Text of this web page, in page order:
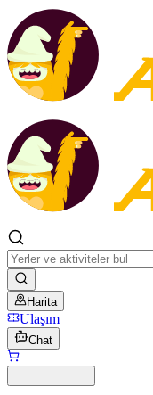
Harita
Ulaşım
Chat